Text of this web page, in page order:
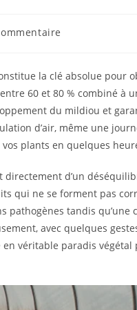
la clé absolue pour
60 et 80 % combiné à
du mildiou et
d’air, même une
plants en quelques
d’un
qui ne se forment pas
tandis qu’une
avec quelques
véritable paradis végétal